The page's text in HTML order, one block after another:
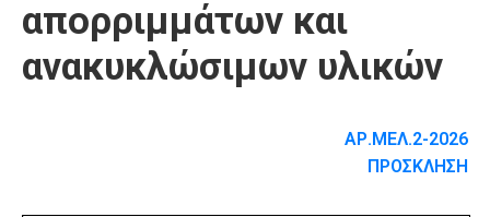
απορριμμάτων και
ανακυκλώσιμων υλικών
ΑΡ.ΜΕΛ.2-2026
ΠΡΟΣΚΛΗΣΗ